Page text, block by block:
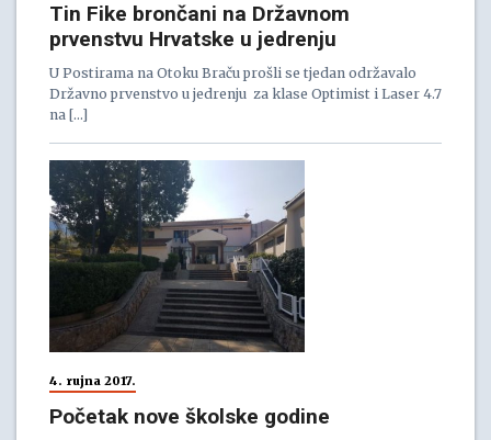
Tin Fike brončani na Državnom
prvenstvu Hrvatske u jedrenju
U Postirama na Otoku Braču prošli se tjedan održavalo
Državno prvenstvo u jedrenju za klase Optimist i Laser 4.7
na […]
4. rujna 2017.
Početak nove školske godine